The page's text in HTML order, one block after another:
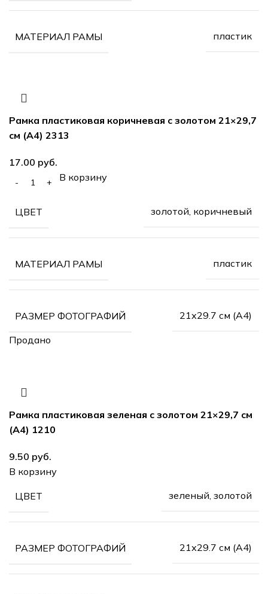
МАТЕРИАЛ РАМЫ пластик
Рамка пластиковая коричневая с золотом 21×29,7
см (А4) 2313
17.00 руб.
В корзину
ЦВЕТ золотой, коричневый
МАТЕРИАЛ РАМЫ пластик
РАЗМЕР ФОТОГРАФИЙ 21х29.7 см (А4)
Продано
Рамка пластиковая зеленая с золотом 21×29,7 см
(А4) 1210
9.50 руб.
В корзину
ЦВЕТ зеленый, золотой
РАЗМЕР ФОТОГРАФИЙ 21х29.7 см (А4)